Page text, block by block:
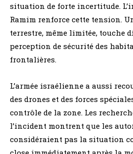
situation de forte incertitude.
Ramim renforce cette tension.
terrestre, même limitée, touche
perception de sécurité des
frontalières.
L’armée israélienne a aussi
des drones et des forces
contrôle de la zone. Les
l’incident montrent que les
considéraient pas la situation